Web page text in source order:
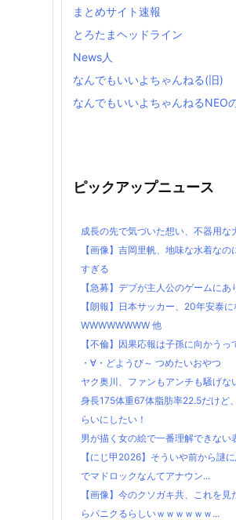
まとめサイト速報
とろたまヘッドライン
News人
なんでもいいよちゃんねる(旧)
なんでもいいよちゃんねるNEO
ピックアップニュース
成長の先で気づいた想い、不器用な
【画像】吉岡里帆、地味な水着な
すぎる
【急募】デブが主人公のゲームにあ
【朗報】日本サッカー、20年安泰
WWWWWWWW 他
【不倫】因果応報は子孫に向かうっ
・∀・どようび～ つめたいおやつ
ヤク奥川、ファンもアンチも騒げな
身長175体重67体脂肪率22.5だけど
らいにしたい！
男が描く女の絵で一番理解できない
【にじ甲2026】そういや前から謎
でマドロックなんてアナウン...
【画像】今のクソガキ共、これを
らパニクるらしいｗｗｗｗｗｗ...